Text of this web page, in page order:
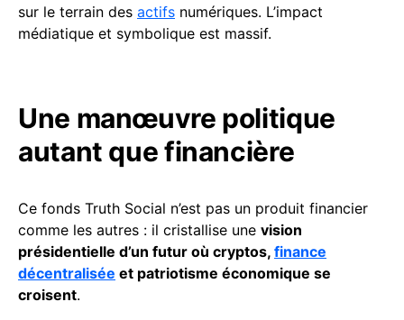
sur le terrain des actifs numériques. L’impact
médiatique et symbolique est massif.
Une manœuvre politique
autant que financière
Ce fonds Truth Social n’est pas un produit financier
comme les autres : il cristallise une vision
présidentielle d’un futur où cryptos, finance
décentralisée et patriotisme économique se
croisent.